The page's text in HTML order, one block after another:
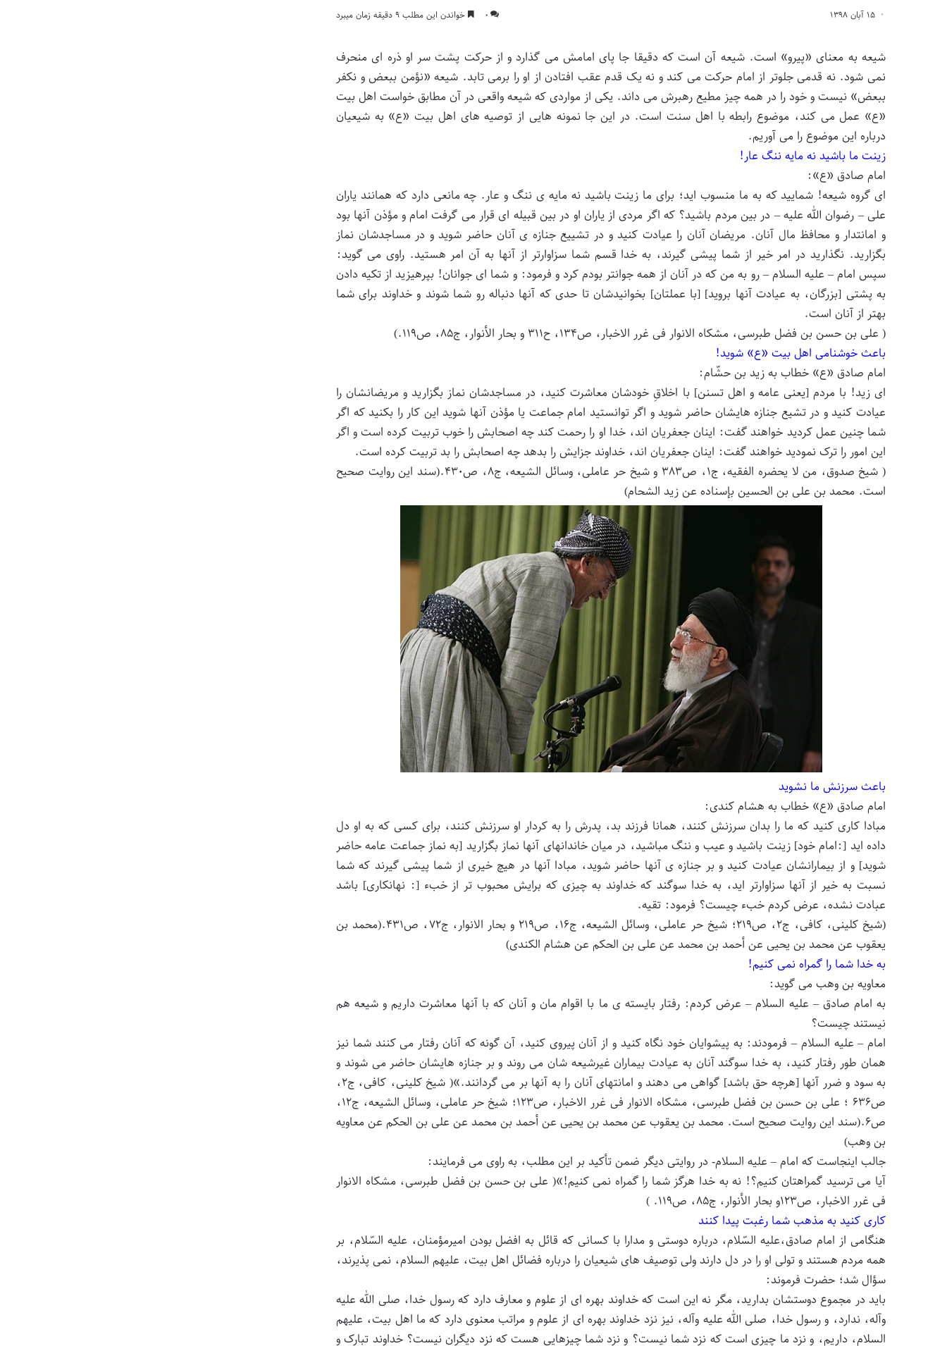
۱۵ آبان ۱۳۹۸ ۰ خواندن این مطلب ۹ دقیقه زمان میبرد
شیعه به معنای «پیرو» است. شیعه آن است که دقیقا جا پای امامش می گذارد و از حرکت پشت سر او ذره ای منحرف
نمی شود. نه قدمی جلوتر از امام حرکت می کند و نه یک قدم عقب افتادن از او را برمی تابد. شیعه «نؤمن ببعض و نکفر
ببعض» نیست و خود را در همه چیز مطیع رهبرش می داند. یکی از مواردی که شیعه واقعی در آن مطابق خواست اهل بیت
«ع» عمل می کند، موضوع رابطه با اهل سنت است. در این جا نمونه هایی از توصیه های اهل بیت «ع» به شیعیان
درباره این موضوع را می آوریم.
زینت ما باشید نه مایه ننگ عار!
امام صادق «ع»:
ای گروه شیعه! شمایید که به ما منسوب اید؛ برای ما زینت باشید نه مایه ی ننگ و عار. چه مانعی دارد که همانند یاران
علی – رضوان الله علیه – در بین مردم باشید؟ که اگر مردی از یاران او در بین قبیله ای قرار می گرفت امام و مؤذن آنها بود
و امانتدار و محافظ مال آنان. مریضان آنان را عیادت کنید و در تشییع جنازه ی آنان حاضر شوید و در مساجدشان نماز
بگزارید. نگذارید در امر خیر از شما پیشی گیرند، به خدا قسم شما سزاوارتر از آنها به آن امر هستید. راوی می گوید:
سپس امام – علیه السلام – رو به من که در آنان از همه جوانتر بودم کرد و فرمود: و شما ای جوانان! بپرهیزید از تکیه دادن
به پشتی [بزرگان، به عیادت آنها بروید] [با عملتان] بخوانیدشان تا حدی که آنها دنباله رو شما شوند و خداوند برای شما
بهتر از آنان است.
( علی بن حسن بن فضل طبرسی، مشکاه الانوار فی غرر الاخبار، ص۱۳۴، ح۳۱۱ و بحار الأنوار، ج۸۵، ص۱۱۹.)
باعث خوشنامی اهل بیت «ع» شوید!
امام صادق «ع» خطاب به زید بن حشّام:
ای زید! با مردم [یعنی عامه و اهل تسنن] با اخلاقِ خودشان معاشرت کنید، در مساجدشان نماز بگزارید و مریضانشان را
عیادت کنید و در تشیع جنازه هایشان حاضر شوید و اگر توانستید امام جماعت یا مؤذن آنها شوید این کار را بکنید که اگر
شما چنین عمل کردید خواهند گفت: اینان جعفریان اند، خدا او را رحمت کند چه اصحابش را خوب تربیت کرده است و اگر
این امور را ترک نمودید خواهند گفت: اینان جعفریان اند، خداوند جزایش را بدهد چه اصحابش را بد تربیت کرده است.
( شیخ صدوق، من لا یحضره الفقیه، ج۱، ص۳۸۳ و شیخ حر عاملی، وسائل الشیعه، ج۸، ص۴۳۰.(سند این روایت صحیح
است. محمد بن علی بن الحسین بإسناده عن زید الشحام)
باعث سرزنش ما نشوید
امام صادق «ع» خطاب به هشام کندی:
مبادا کارى کنید که ما را بدان سرزنش کنند، همانا فرزند بد، پدرش را به کردار او سرزنش کنند، براى کسی که به او دل
داده اید [:امام خود] زینت باشید و عیب و ننگ مباشید، در میان خاندانهای آنها نماز بگزارید [به نماز جماعت عامه حاضر
شوید] و از بیمارانشان عیادت کنید و بر جنازه ی آنها حاضر شوید، مبادا آنها در هیچ خیرى از شما پیشى گیرند که شما
نسبت به خیر از آنها سزاوارتر اید، به خدا سوگند که خداوند به چیزی که برایش محبوب تر از خبء [: نهانکاری] باشد
عبادت نشده، عرض کردم خبء چیست؟ فرمود: تقیه.
(شیخ کلینی، کافی، ج۲، ص۲۱۹؛ شیخ حر عاملی، وسائل الشیعه، ج۱۶، ص۲۱۹ و بحار الانوار، ج۷۲، ص۴۳۱.(محمد بن
یعقوب‏ عن محمد بن یحیى عن أحمد بن محمد عن علی بن الحکم عن هشام الکندی‏)
به خدا شما را گمراه نمی کنیم!
معاویه بن وهب می گوید:
به امام صادق – علیه السلام – عرض کردم: رفتار بایسته ی ما با اقوام مان و آنان که با آنها معاشرت داریم و شیعه هم
نیستند چیست؟
امام – علیه السلام – فرمودند: به پیشوایان خود نگاه کنید و از آنان پیروی کنید، آن گونه که آنان رفتار می کنند شما نیز
همان طور رفتار کنید، به خدا سوگند آنان به عیادت بیماران غیرشیعه شان می روند و بر جنازه هایشان حاضر می شوند و
به سود و ضرر آنها [هرچه حق باشد] گواهی می دهند و امانتهای آنان را به آنها بر می گردانند.»( شیخ کلینی، کافی، ج۲،
ص۶۳۶ ؛ علی بن حسن بن فضل طبرسی، مشکاه الانوار فی غرر الاخبار، ص۱۲۳؛ شیخ حر عاملی، وسائل الشیعه، ج۱۲،
ص۶.(سند این روایت صحیح است. محمد بن یعقوب‏ عن محمد بن یحیى عن أحمد بن محمد عن علی بن الحکم عن معاویه
بن وهب‏)
جالب اینجاست که امام – علیه السلام- در روایتی دیگر ضمن تأکید بر این مطلب، به راوی می فرمایند:
آیا می ترسید گمراهتان کنیم؟! نه به خدا هرگز شما را گمراه نمی کنیم!»( علی بن حسن بن فضل طبرسی، مشکاه الانوار
فی غرر الاخبار، ص۱۲۳و بحار الأنوار، ج۸۵، ص۱۱۹. )
کاری کنید به مذهب شما رغبت پیدا کنند
هنگامی از امام صادق،علیه السّلام، درباره دوستی و مدارا با کسانی که قائل به افضل بودن امیرمؤمنان، علیه السّلام، بر
همه مردم هستند و تولی او را در دل دارند ولى توصیف های شیعیان را درباره فضائل اهل بیت، علیهم السلام، نمی پذیرند،
سؤال شد؛ حضرت فرموند:
باید در مجموع دوستشان بدارید، مگر نه این است که خداوند بهره ای از علوم و معارف دارد که رسول خدا، صلی الله علیه
وآله، ندارد، و رسول خدا، صلی الله علیه وآله، نیز نزد خداوند بهره ای از علوم و مراتب معنوی دارد که ما اهل بیت، علیهم
السلام، داریم، و نزد ما چیزی است که نزد شما نیست؟ و نزد شما چیزهایى هست که نزد دیگران نیست؟ خداوند تبارک و